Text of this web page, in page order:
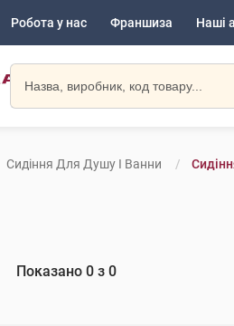
Робота у нас Франшиза Наші
Сидіння Для Душу І Ванни
Показано 0 з 0